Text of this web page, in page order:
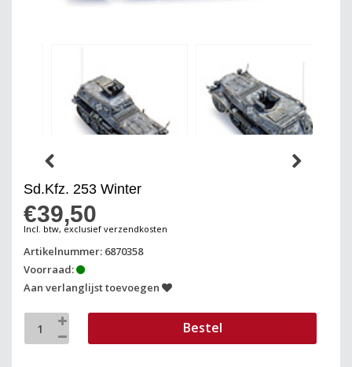
Sd.Kfz. 253 Winter
€39,50
Incl. btw, exclusief verzendkosten
Artikelnummer: 6870358
Voorraad:
Aan verlanglijst toevoegen
Bestel